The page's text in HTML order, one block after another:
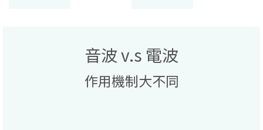
音波 v.s 電波
作用機制大不同